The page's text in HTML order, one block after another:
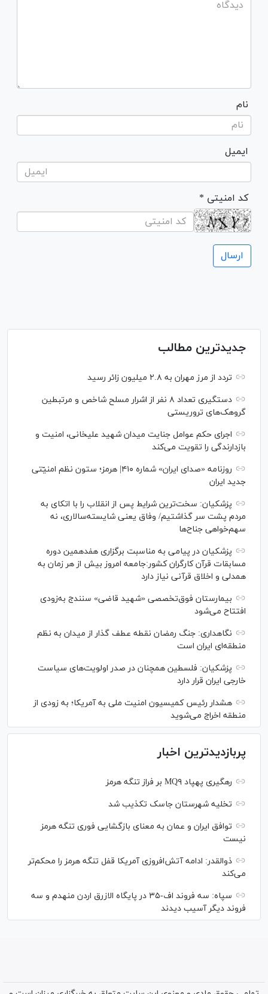
نام
ایمیل
* کد امنیتی
جدیدترین مطالب
تردد از مرز مهران به ۲.۸ میلیون زائر رسید
دستگیری تعداد ۸ نفر از اشرار مسلح شاخص و مرتبطین
گروهک‌های تروریستی
اجرای حکم عوامل جنایت میدان شهید علیخانی، امنیت و
بازدارندگی را تقویت می‌کند
روزنامه «صدای ایران» شماره ۴۱۰| هرمز؛ ستون نظم امنیّتی
جدید ایران
پزشکیان: سخت‌ترین شرایط پس از انقلاب را با اتکای به
مردم پشت سر گذاشتیم/ وفاق یعنی شایسته‌سالاری، نه
سهم‌خواهی جناح‌ها
پزشکیان در پیامی به مناسبت برگزاری هفدهمین دوره
مسابقات قرآن کارگران کشور:جامعه امروز بیش از هر زمان به
همدلی و اخلاق قرآنی نیاز دارد
بیمارستان فوق‌تخصصی «شهید قاضی» سنندج به‌زودی
افتتاح می‌شود
نگاهداری: جنگ رمضان نقطه عطف گذار از میدان به نظم
منطقه‌ای ایران است
پزشکیان: فلسطین همچنان در صدر اولویت‌های سیاست
خارجی ایران قرار دارد
هشدار رئیس کمیسیون امنیت ملی به آمریکا؛ به زودی از
منطقه اخراج می‌شوید
پربازدیدترین اخبار
رهگیری پهپاد MQ۹ بر فراز تنگه هرمز
تخلیه شهرستان جاسک تکذیب شد
توافق ایران و عمان به معنای بازگشایی فوری تنگه هرمز
نیست
ذوالقدر: ادامه آتش‌افروزی آمریکا قفل تنگه هرمز را محکم‌تر
می‌کند
سپاه: سه فروند اف-۳۵ در پایگاه الازرق اردن منهدم و سه
فروند دیگر آسیب دیدند